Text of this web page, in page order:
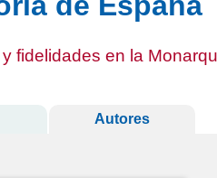
fidelidades en la
Autores